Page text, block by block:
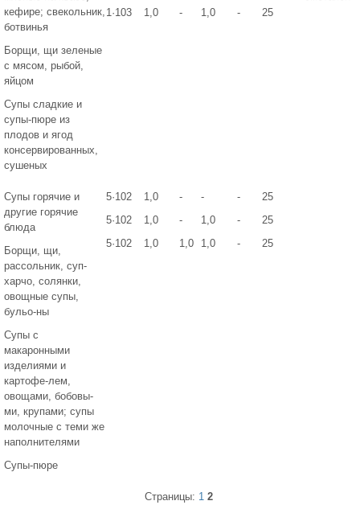
кефире; свекольник,
ботвинья
Борщи, щи зеленые
с мясом, рыбой,
яйцом
Супы сладкие и
супы-пюре из
плодов и ягод
консервированных,
сушеных
1·103
1,0
-
1,0
-
25
Супы горячие и
другие горячие
блюда
Борщи, щи,
рассольник, суп-
харчо, солянки,
овощные супы,
бульо-ны
Супы с
макаронными
изделиями и
картофе-лем,
овощами, бобовы-
ми, крупами; супы
молочные с теми же
наполнителями
Супы-пюре
5·102
5·102
5·102
1,0
1,0
1,0
-
-
1,0
-
1,0
1,0
-
-
-
25
25
25
Страницы: 1 2